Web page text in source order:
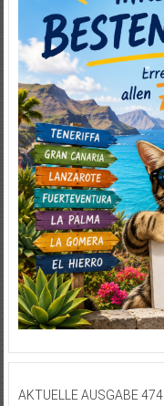
AKTUELLE AUSGABE 474